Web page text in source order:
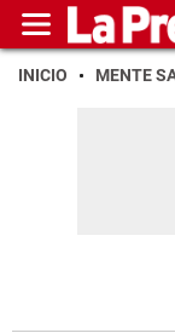
INICIO MENTE